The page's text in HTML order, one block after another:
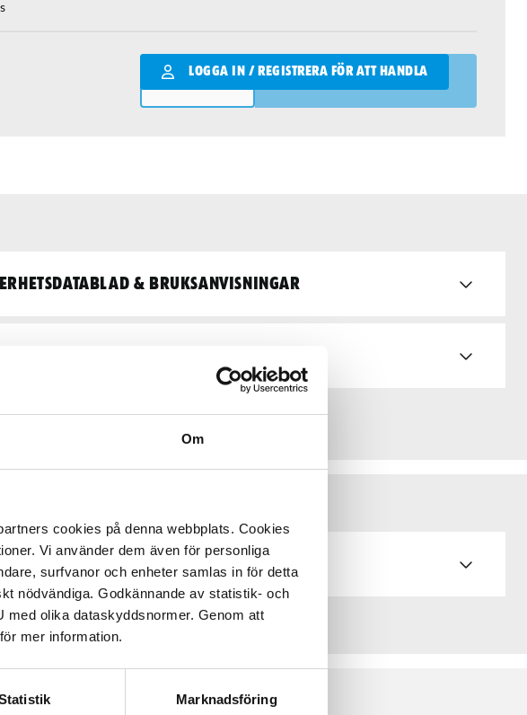
Om
cookies på denna webbplats. Cookies
Vi använder dem även för personliga
surfvanor och enheter samlas in för detta
nödvändiga. Godkännande av statistik- och
med olika dataskyddsnormer. Genom att
mer information.
Marknadsföring
LOGGA IN / REGISTRERA FÖR ATT HANDLA
Qantity
LÄGG I VARUKORGEN
& bruksanvisningar